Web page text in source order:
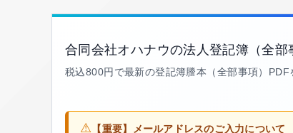
合同会社オハナウの法人登記簿（全部
税込800円で最新の登記簿謄本（全部事項）PDF
⚠ 【重要】メールアドレスのご入力について